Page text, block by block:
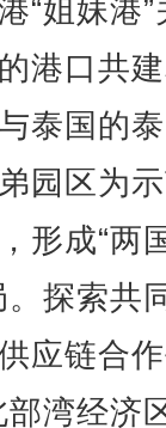
“姐妹港”
港口共
泰国的
园区为
形成“两
。探索共
应链合
部湾经济